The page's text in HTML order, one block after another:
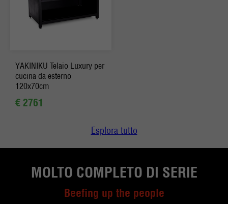
YAKINIKU Telaio Luxury per
cucina da esterno
120x70cm
€ 2761
Esplora tutto
MOLTO COMPLETO DI SERIE
Beefing up the people